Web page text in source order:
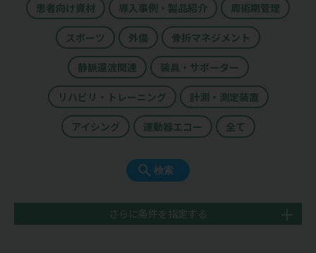
患者向け資材 導入事例・製品紹介 周術期管理
スポーツ 外傷 骨折マネジメント
静脈還流関連 装具・サポーター
リハビリ・トレーニング 計測・測定装置
アイシング 運動器エコー 全て
さらに条件を指定する